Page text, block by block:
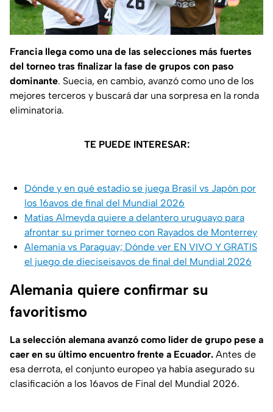
Francia llega como una de las selecciones más fuertes
del torneo tras finalizar la fase de grupos con paso
dominante. Suecia, en cambio, avanzó como uno de los
mejores terceros y buscará dar una sorpresa en la ronda
eliminatoria.
TE PUEDE INTERESAR:
Dónde y en qué estadio se juega Brasil vs Japón por
los 16avos de final del Mundial 2026
Matías Almeyda quiere a delantero uruguayo para
afrontar su primer torneo con Rayados de Monterrey
Alemania vs Paraguay; Dónde ver EN VIVO Y GRATIS
el juego de dieciseisavos de final del Mundial 2026
Alemania quiere confirmar su
favoritismo
La selección alemana avanzó como líder de grupo pese a
caer en su último encuentro frente a Ecuador. Antes de
esa derrota, el conjunto europeo ya había asegurado su
clasificación a los 16avos de Final del Mundial 2026.